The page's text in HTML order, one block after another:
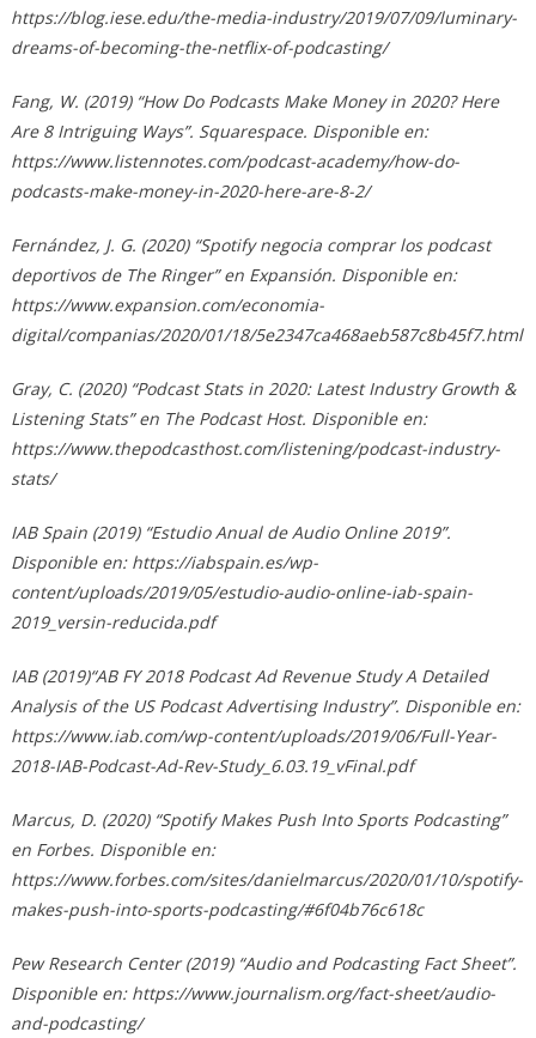
https://blog.iese.edu/the-media-industry/2019/07/09/luminary-
dreams-of-becoming-the-netflix-of-podcasting/
Fang, W. (2019) “How Do Podcasts Make Money in 2020? Here
Are 8 Intriguing Ways”. Squarespace. Disponible en:
https://www.listennotes.com/podcast-academy/how-do-
podcasts-make-money-in-2020-here-are-8-2/
Fernández, J. G. (2020) “Spotify negocia comprar los podcast
deportivos de The Ringer” en Expansión. Disponible en:
https://www.expansion.com/economia-
digital/companias/2020/01/18/5e2347ca468aeb587c8b45f7.html
Gray, C. (2020) “Podcast Stats in 2020: Latest Industry Growth &
Listening Stats” en The Podcast Host. Disponible en:
https://www.thepodcasthost.com/listening/podcast-industry-
stats/
IAB Spain (2019) “Estudio Anual de Audio Online 2019”.
Disponible en: https://iabspain.es/wp-
content/uploads/2019/05/estudio-audio-online-iab-spain-
2019_versin-reducida.pdf
IAB (2019)“AB FY 2018 Podcast Ad Revenue Study A Detailed
Analysis of the US Podcast Advertising Industry”. Disponible en:
https://www.iab.com/wp-content/uploads/2019/06/Full-Year-
2018-IAB-Podcast-Ad-Rev-Study_6.03.19_vFinal.pdf
Marcus, D. (2020) “Spotify Makes Push Into Sports Podcasting”
en Forbes. Disponible en:
https://www.forbes.com/sites/danielmarcus/2020/01/10/spotify-
makes-push-into-sports-podcasting/#6f04b76c618c
Pew Research Center (2019) “Audio and Podcasting Fact Sheet”.
Disponible en: https://www.journalism.org/fact-sheet/audio-
and-podcasting/